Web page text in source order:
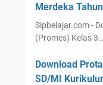
Merdeka
Sipbelajar.com -
(Promes) Kelas 3…
Download
SD/MI